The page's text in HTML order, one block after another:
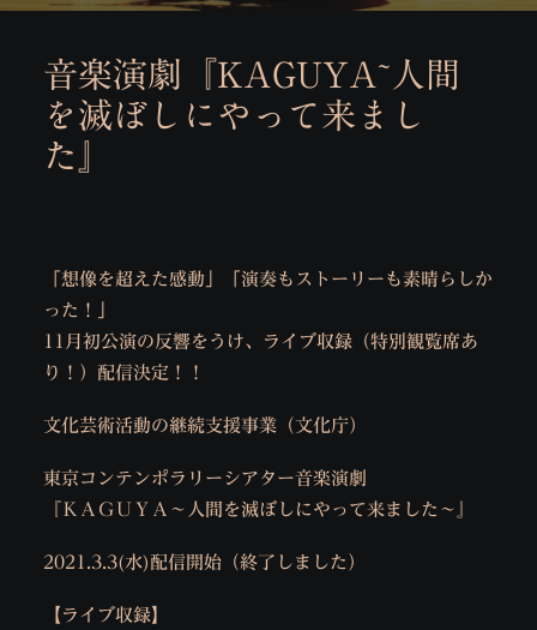
音楽演劇『KAGUYA~人間
を滅ぼしにやって来まし
た』
「想像を超えた感動」「演奏もストーリーも素晴らしか
った！」
11月初公演の反響をうけ、ライブ収録（特別観覧席あ
り！）配信決定！！
文化芸術活動の継続支援事業（文化庁）
東京コンテンポラリーシアター音楽演劇
『ＫＡＧＵＹＡ〜人間を滅ぼしにやって来ました〜』
2021.3.3(水)配信開始（終了しました）
【ライブ収録】